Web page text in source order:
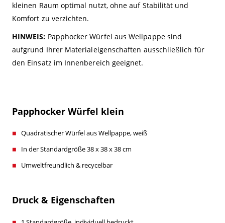
kleinen Raum optimal nutzt, ohne auf Stabilität und
Komfort zu verzichten.
HINWEIS: Papphocker Würfel aus Wellpappe sind
aufgrund Ihrer Materialeigenschaften ausschließlich für
den Einsatz im Innenbereich geeignet.
Papphocker Würfel klein
Quadratischer Würfel aus Wellpappe, weiß
In der Standardgröße 38 x 38 x 38 cm
Umweltfreundlich & recycelbar
Druck & Eigenschaften